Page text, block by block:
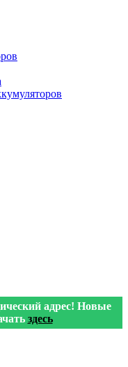
адрес! Новые
здесь